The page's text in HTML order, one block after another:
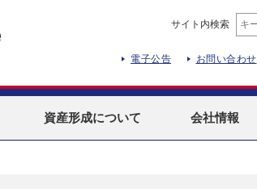
サイト内検索
電子公告 お問い合わせ
資産形成について 会社情報